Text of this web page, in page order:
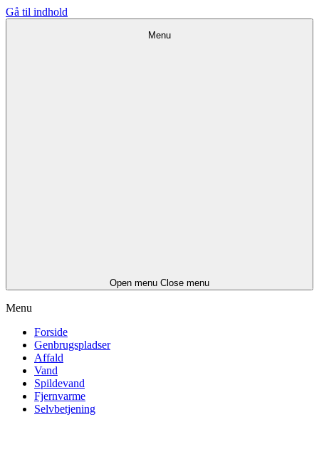
Gå til indhold
Menu
Open menu Close menu
Menu
Forside
Genbrugspladser
Affald
Vand
Spildevand
Fjernvarme
Selvbetjening